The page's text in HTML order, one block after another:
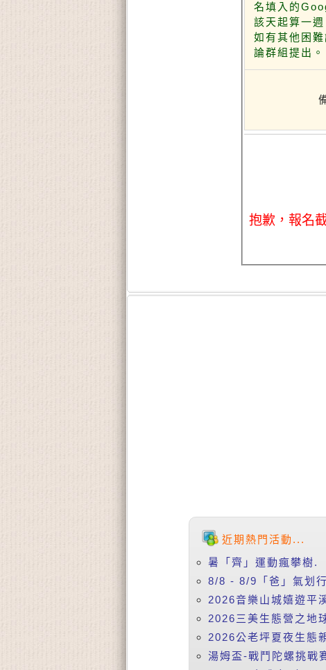
名填入的
該天起算一週
如有其他困
論群組提出。
抱歉，報名
近期熱門活動...
暑「齊」運動瘋攀樹.
8/8 - 8/9「爸」氣划
2026音樂山城嬉遊平
2026三美生態營之地
2026公老坪夏夜生態
湯姆盃-戰鬥陀螺挑戰